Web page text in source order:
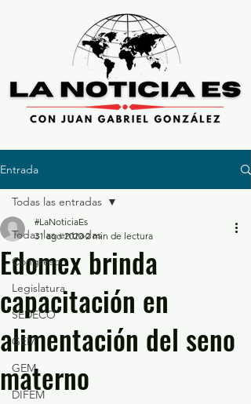
Entrada
Todas las entradas
Congreso
Legislatura
SEDECO
GEM
GEM
DIFEM
Todas las entradas
Edomex brinda
capacitación en
alimentación del seno
materno
#LaNoticiaEs
31 ago 2020 2 min de lectura